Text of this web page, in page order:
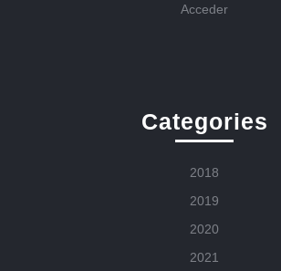
Acceder
Categories
2018
2019
2020
2021